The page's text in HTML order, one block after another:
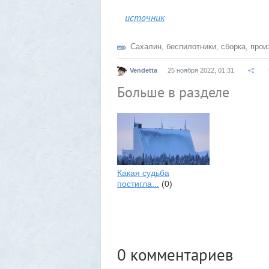
источник
Сахалин, беспилотники, сборка,
Vendetta 25 ноября 2022, 01:31
Больше в разделе
Какая судьба
постигла...
(0)
0 комментариев